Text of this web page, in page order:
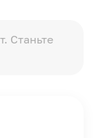
Станьте